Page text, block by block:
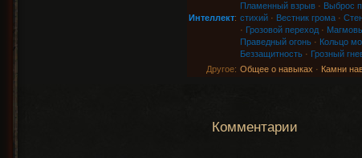
Интеллект:
Пламенный взрыв· Выброс
стихий· Вестник грома·
· Грозовой переход·
Праведный огонь· Кольцо
Беззащитность· Грозный
Другое: Общее о навыках · Камни
Комментарии